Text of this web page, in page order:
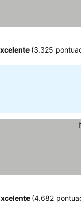
(3.325
(4.682